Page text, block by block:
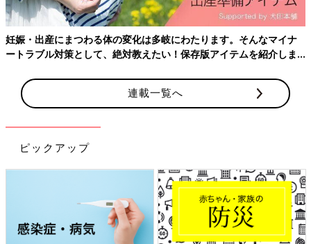
こちらはmika24angel_さんがセリアで購入した壁掛けカレンダ
ー。どちらもコンパクトなA5サイズのようなので、場所を選ば
ず飾れそうですね。右のカレンダーはグレージュ色で、色味もロ
ゴもすごくかわいいと気に入っているようです◎
妊娠・出産にまつわる体の変化は多岐にわたります。そんなマイナ
ートラブル対策として、絶対教えたい！保存版アイテムを紹介しま
連載一覧へ
ピックアップ